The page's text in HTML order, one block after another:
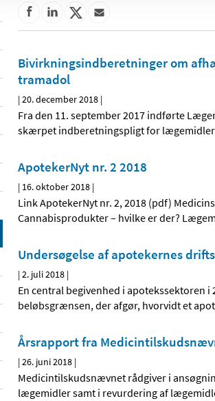
Bivirkningsindberetninger om
tramadol
|20. december 2018 |
Fra den 11. september 2017 indførte
skærpet indberetningspligt for
ApotekerNyt nr. 2 2018
| 16. oktober 2018 |
Link ApotekerNyt nr. 2, 2018 (pdf)
Cannabisprodukter – hvilke er der?
Undersøgelse af apotekernes
|2. juli 2018 |
En central begivenhed i apotekssektoren i
beløbsgrænsen, der afgør, hvorvidt et
Årsrapport fra
|26. juni 2018 |
Medicintilskudsnævnet rådgiver i
lægemidler samt i revurdering af